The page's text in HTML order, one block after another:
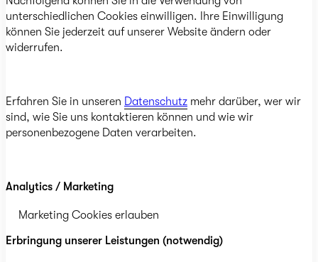
unterschiedlichen Cookies einwilligen. Ihre Einwilligung
können Sie jederzeit auf unserer Website ändern oder
widerrufen.
Erfahren Sie in unseren Datenschutz mehr darüber, wer wir
sind, wie Sie uns kontaktieren können und wie wir
personenbezogene Daten verarbeiten.
Analytics / Marketing
Marketing Cookies erlauben
Erbringung unserer Leistungen (notwendig)